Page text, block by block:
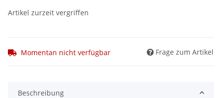
Artikel zurzeit vergriffen
Momentan nicht verfügbar Frage zum Artikel
Beschreibung